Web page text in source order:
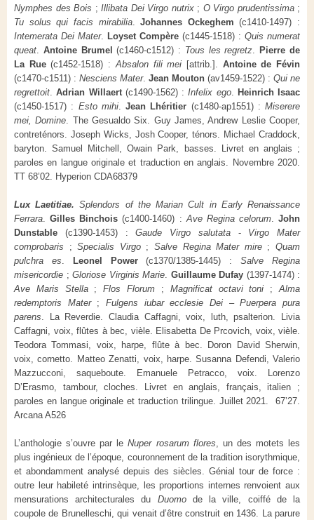
Nymphes des Bois ; Illibata Dei Virgo nutrix; O Virgo prudentissima;
Tu solus qui facis mirabilia.Johannes Ockeghem (c1410-1497) :
Intemerata Dei Mater. Loyset Compère (c1445-1518) : Quis numerat
queat
Antoine Brumel (c1460-c1512) : Tous les regretz .Pierre de
La Rue(c1452-1518) : Absalon fili mei [attrib.]. Antoine de Févin
(c1470-c1511) : Nesciens Mater. Jean Mouton (av1459-1522) : Qui ne
regrettoit .Adrian Willaert(c1490-1562) :Infelix ego. Heinrich Isaac
(c1450-1517) : Esto mihi. Jean Lhéritier (c1480-ap1551) : Miserere
mei, Domine . The Gesualdo Six. Guy James, Andrew Leslie Cooper,
contreténors. Joseph Wicks, Josh Cooper, ténors. Michael Craddock,
baryton. Samuel Mitchell, Owain Park, basses. Livret en anglais ;
paroles en langue originale et traduction en anglais. Novembre 2020.
TT 68’02. Hyperion CDA68379
Lux Laetitiae.Splendors of the Marian Cult in Early Renaissance
Ferrara .Gilles Binchois (c1400-1460) : Ave Regina celorum. John
Dunstable (c1390-1453) :Gaude Virgo salutata- Virgo Mater
comprobaris ;Specialis Virgo;Salve Regina Mater mire;Quam
pulchra es
Leonel Power(c1370/1385-1445) :Salve Regina
misericordie ; Gloriose Virginis Marie Guillaume Dufay (1397-1474) :
Ave Maris Stella;Flos Florum ; Magnificat octavi toni ;Alma
redemptoris Mater;Fulgens iubar ecclesie Dei –Puerpera pura
parens . La Reverdie. Claudia Caffagni, voix, luth, psalterion. Livia
Caffagni, voix, flûtes à bec, vièle. Elisabetta De Prcovich, voix, vièle.
Teodora Tommasi, voix, harpe, flûte à bec. Doron David Sherwin,
voix, cornetto. Matteo Zenatti, voix, harpe. Susanna Defendi, Valerio
Mazzucconi, saqueboute. Emanuele Petracco, voix. Lorenzo
D’Erasmo, tambour, cloches. Livret en anglais, français, italien ;
paroles en langue originale et traduction trilingue. Juillet 2021. 67’27.
Arcana A526
L’anthologie s’ouvre par leNuper rosarum flores , un des motets les
plus ingénieux de l’époque, couronnement de la tradition isorythmique,
et abondamment analysé depuis des siècles. Génial tour de force :
outre leur habileté intrinsèque, les proportions internes renvoient aux
mensurations architecturales du Duomode la ville, coiffé de la
coupole de Brunelleschi, qui venait d’être construit en 1436. La parure